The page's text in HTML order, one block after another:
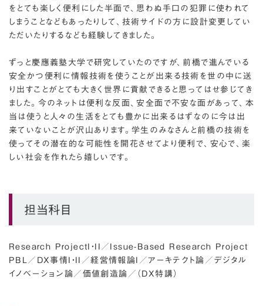
をとても楽しく便利にした半面で、思わぬ手口の犯罪に使われて
しまうことなどもあったりして、技術サイドの方に設計変更してい
ただいたりするなども経験してきました。
ずっと慶應義塾大学で研究していたのですが、前橋で進んでいる
安全かつ便利に情報技術を使うことが出来る技術を世の中に送
り出すことがとても大きく世界に貢献できると思ってはせ参じてき
ました。今のネットは便利な反面、安全面で不安な面があって、本
当は使うと人々の生活をとても豊かに出来るはずなのに今は出
来ていないことが沢山あります。学生のみなさんと前橋の技術を
使ってその潜在的な可能性を開花させてより便利で、安心で、楽
しい社会を作れたら嬉しいです。
担当科目
Research ProjectI・II ／ Issue-Based Research Project
PBL
／ DX事情I・II ／経営情報論I ／アーキテクト論 ／ デジタル
イノベーション論 ／ 価値創造論 ／ （DX特講）